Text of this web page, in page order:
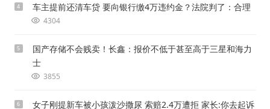
4 车主提前还清车贷 要向银行缴4万违约金？法院判了：合理
4304
5
国产存储不会贱卖！长鑫：报价不低于甚至高于三星和海力
士
3855
6 女子刚提新车被小孩泼沙撒尿 索赔2.4万遭拒 家长:你去起诉